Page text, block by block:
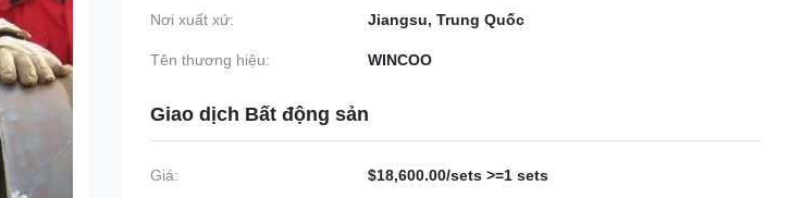
Nơi xuất xứ: Jiangsu, Trung Quốc
Tên thương hiệu: WINCOO
Giao dịch Bất động sản
Giá: $18,600.00/sets >=1 sets